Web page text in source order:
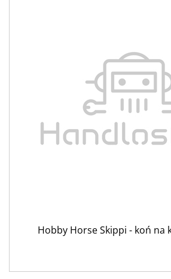
Hobby Horse Skippi - koń na